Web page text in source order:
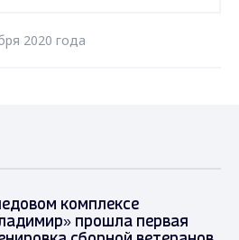
2020 года
комплексе
прошла первая